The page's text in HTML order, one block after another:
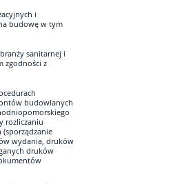
i
budowę w tym
sanitarnej i
zgodności z
budowlanych
rozliczaniu
wydania, druków
druków